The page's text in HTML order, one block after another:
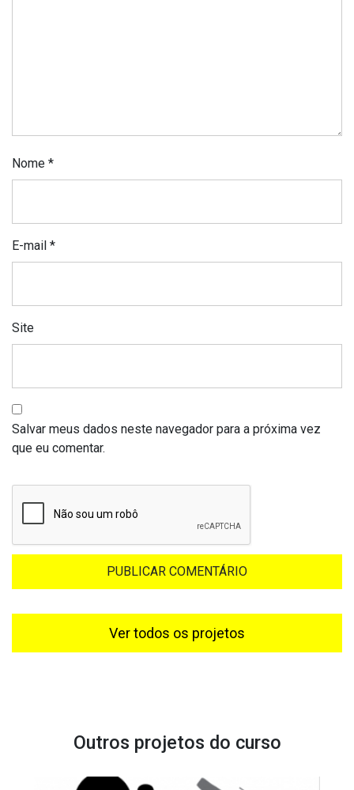
Ver todos os projetos
Nome *
E-mail *
Site
Salvar meus dados neste navegador para a próxima vez
que eu comentar.
Outros projetos do curso